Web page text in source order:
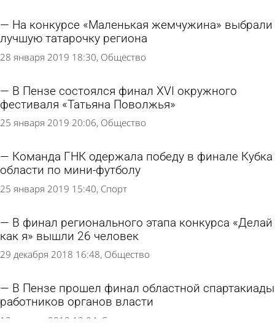
На конкурсе «Маленькая жемчужина» выбрали
лучшую татарочку региона
28 января 2019 18:30 Общество
В Пензе состоялся финал XVI окружного
фестиваля «Татьяна Поволжья»
25 января 2019 20:06 Общество
Команда ГНК одержала победу в финале Кубка
области по мини-футболу
25 января 2019 15:40 Спорт
В финал регионального этапа конкурса «Делай
как я» вышли 26 человек
29 декабря 2018 16:48 Общество
В Пензе прошел финал областной спартакиады
работников органов власти
12 августа 2018 12:04 Спорт